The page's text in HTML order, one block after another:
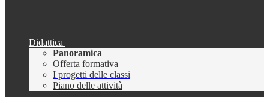
Didattica
Panoramica
Offerta formativa
I progetti delle classi
Piano delle attività